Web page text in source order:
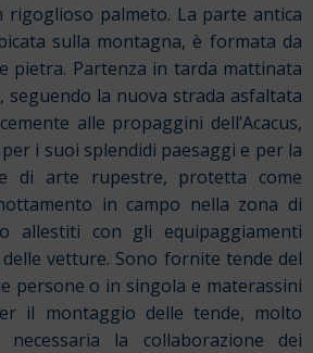
rigoglioso palmeto. La parte antica
sulla montagna, è formata da
pietra. Partenza in tarda mattinata
seguendo la nuova strada asfaltata
alle propaggini dell’Acacus,
i suoi splendidi paesaggi e per la
di arte rupestre, protetta come
in campo nella zona di
allestiti con gli equipaggiamenti
vetture. Sono fornite tende del
persone o in singola e materassini
il montaggio delle tende, molto
la collaborazione dei